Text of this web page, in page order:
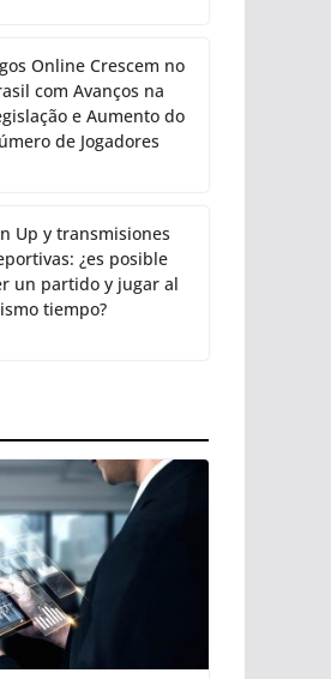
Online Crescem no
com Avanços na
e Aumento do
de Jogadores
Up y transmisiones
¿es posible
un partido y jugar al
tiempo?